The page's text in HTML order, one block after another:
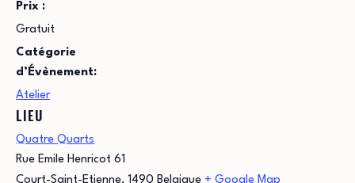
Prix :
Gratuit
Catégorie
d’Évènement:
Atelier
LIEU
Quatre Quarts
Rue Emile Henricot 61
Court-Saint-Etienne, 1490 Belgique + Google Map